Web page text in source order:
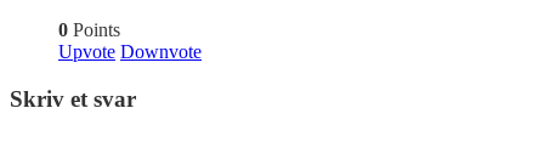
0 Points
Upvote Downvote
Skriv et svar